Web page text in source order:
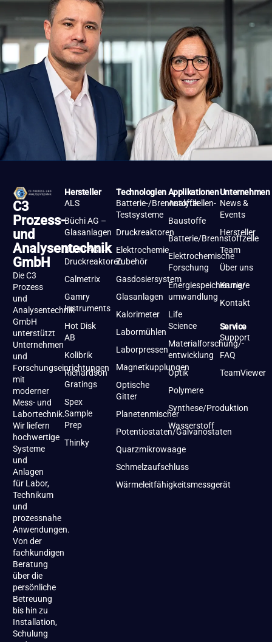
C3
Prozess-
und
Analysentechnik
GmbH
Die C3
Prozess
und
Analysentechnik
GmbH
unterstützt
Unternehmen
und
Forschungseinrichtungen
mit
moderner
Mess- und
Labortechnik.
Wir liefern
hochwertige
Systeme
und
Anlagen
für Labor,
Technikum
und
prozessnahe
Anwendungen.
Von der
fachkundigen
Beratung
über die
persönliche
Betreuung
bis hin zu
Installation,
Schulung
Hersteller
ALS
Büchi AG –
Glasanlagen
Büchi AG –
Druckreaktoren
Calmetrix
Gamry
Instruments
Hot Disk
AB
Kolibrik
Richardson
Gratings
Spex
Sample
Prep
Thinky
Technologien
Batterie-/Brennstoffzellen-
Testsysteme
Druckreaktoren
Elektrochemie
Zubehör
Gasdosiersystem
Glasanlagen
Kalorimeter
Labormühlen
Laborpressen
Magnetkupplungen
Optische
Gitter
Planetenmischer
Potentiostaten/Galvanostaten
Quarzmikrowaage
Schmelzaufschluss
Wärmeleitfähigkeitsmessgerät
Applikationen
Analytik
Baustoffe
Batterie/Brennstoffzelle
Elektrochemische
Forschung
Energiespeicherung/-
umwandlung
Life
Science
Materialforschung/-
entwicklung
Optik
Polymere
Synthese/Produktion
Wasserstoff
Unternehmen
News &
Events
Hersteller
Team
Über uns
Karriere
Kontakt
Service
Support
FAQ
TeamViewer